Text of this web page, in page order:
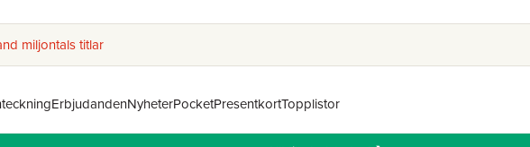
miljontals titlar
ErbjudandenNyheterPocketPresentkortTopplistor